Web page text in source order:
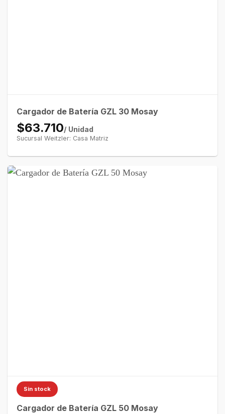
Cargador de Batería GZL 30 Mosay
$63.710/ Unidad
Sucursal Weitzler: Casa Matriz
Sin stock
Cargador de Batería GZL 50 Mosay